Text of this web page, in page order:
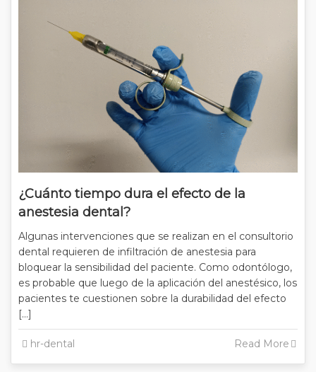
¿Cuánto tiempo dura el efecto de la
anestesia dental?
Algunas intervenciones que se realizan en el consultorio
dental requieren de infiltración de anestesia para
bloquear la sensibilidad del paciente. Como odontólogo,
es probable que luego de la aplicación del anestésico, los
pacientes te cuestionen sobre la durabilidad del efecto
[…]
hr-dental Read More